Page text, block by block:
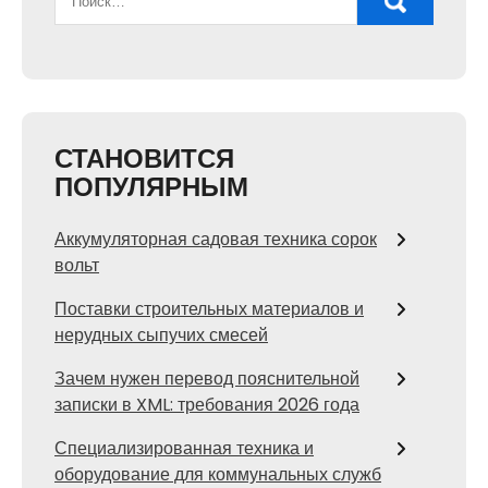
СТАНОВИТСЯ
ПОПУЛЯРНЫМ
Аккумуляторная садовая техника сорок
вольт
Поставки строительных материалов и
нерудных сыпучих смесей
Зачем нужен перевод пояснительной
записки в XML: требования 2026 года
Специализированная техника и
оборудование для коммунальных служб